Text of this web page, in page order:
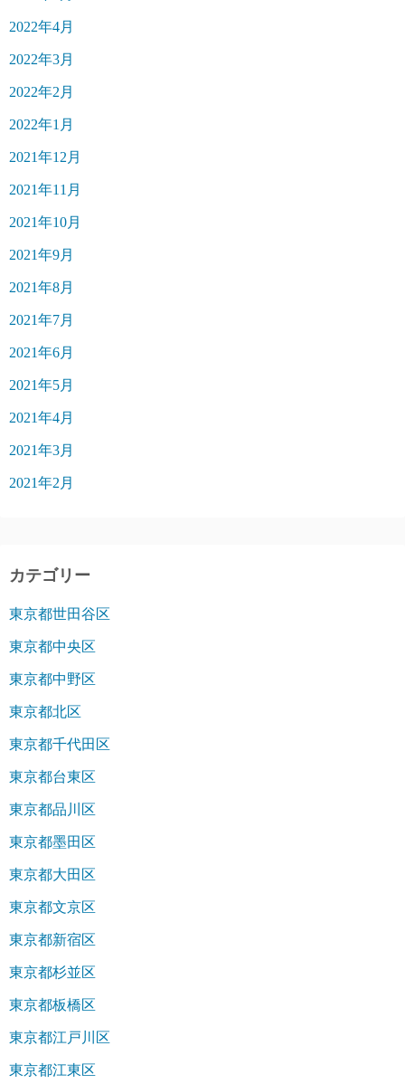
2022年4月
2022年3月
2022年2月
2022年1月
2021年12月
2021年11月
2021年10月
2021年9月
2021年8月
2021年7月
2021年6月
2021年5月
2021年4月
2021年3月
2021年2月
カテゴリー
東京都世田谷区
東京都中央区
東京都中野区
東京都北区
東京都千代田区
東京都台東区
東京都品川区
東京都墨田区
東京都大田区
東京都文京区
東京都新宿区
東京都杉並区
東京都板橋区
東京都江戸川区
東京都江東区